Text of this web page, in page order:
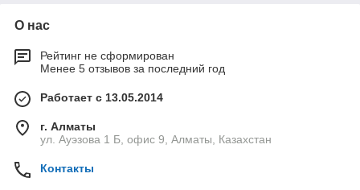
О нас
Рейтинг не сформирован
Менее 5 отзывов за последний год
Работает с 13.05.2014
г. Алматы
ул. Ауэзова 1 Б, офис 9, Алматы, Казахстан
Контакты